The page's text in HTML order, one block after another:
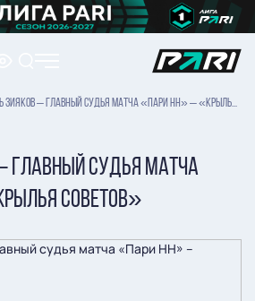
РАНЭЛЬ ЗИЯКОВ – ГЛАВНЫЙ СУДЬЯ МАТЧА «ПАРИ НН» – «КРЫЛЬЯ СОВЕТОВ»
ГЛАВНЫЙ СУДЬЯ МАТЧА
СОВЕТОВ»